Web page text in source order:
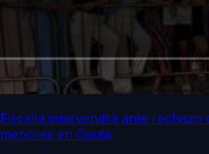
Fiscalía intervendrá ante rechazo
menores en Ceuta